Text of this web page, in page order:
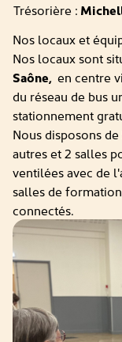
Trésorière :
Nos locaux et
Nos locaux sont
Saône, en centre
du réseau de bus
stationnement
Nous disposons
autres et 2 salles
ventilées avec de
salles de
connectés.